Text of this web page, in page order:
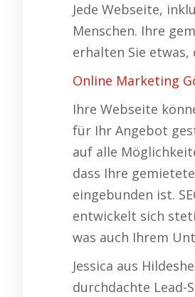
Jede Webseite,
Menschen. Ihre
erhalten Sie
Online Marketing
Ihre Webseite
für Ihr Angebot
auf alle
dass Ihre
eingebunden ist.
entwickelt sich
was auch Ihrem
Jessica aus
durchdachte Lead-